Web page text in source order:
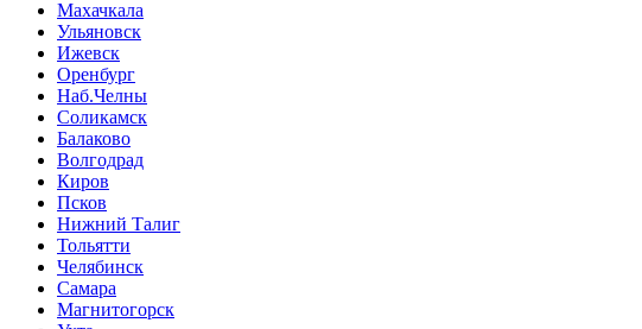
Махачкала
Ульяновск
Ижевск
Оренбург
Наб.Челны
Соликамск
Балаково
Волгодрад
Киров
Псков
Нижний Талиг
Тольятти
Челябинск
Самара
Магнитогорск